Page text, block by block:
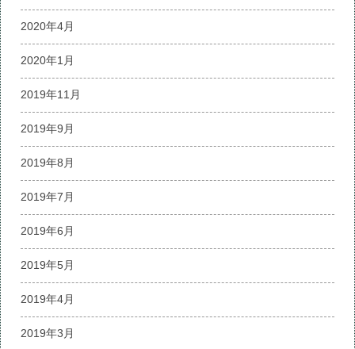
2020年4月
2020年1月
2019年11月
2019年9月
2019年8月
2019年7月
2019年6月
2019年5月
2019年4月
2019年3月